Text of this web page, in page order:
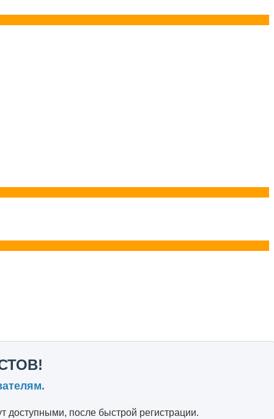
доступными, после быстрой регистрации.